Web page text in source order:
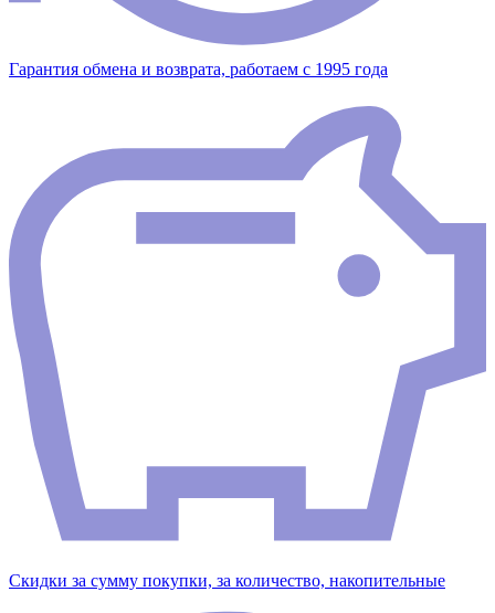
Гарантия обмена и возврата, работаем с 1995 года
Скидки за сумму покупки, за количество, накопительные